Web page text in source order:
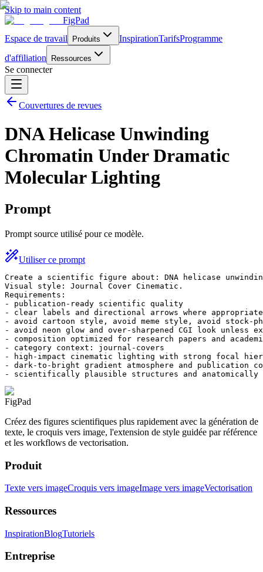
Skip to main content
FigPad
Espace de travail
Produits InspirationTarifsProgramme
d'affiliation
Ressources
Se connecter
Couvertures de revues
DNA Helicase Unwinding
Chromatin Under Dramatic
Molecular Lighting
Prompt
Prompt source utilisé pour ce modèle.
Utiliser ce prompt
Create a scientific figure about: DNA helicase
Visual style: Journal Cover Cinematic.
Requirements:
- publication-ready scientific quality
- clear labels and directional arrows where appropriate
- avoid cartoon style, avoid meme style, avoid stock-
- avoid neon glow and over-sharpened CGI look unless
- composition optimized for research papers and
- category context: journal-covers
- high-impact cinematic lighting with strong focal
- dark-to-bright gradient atmosphere and publication
- scientifically plausible structures and anatomically
FigPad
Créez des figures scientifiques plus rapidement avec la génération de
texte, le croquis vers image, l'extension de style guidée par référence
et les workflows de vectorisation.
Produit
Texte vers imageCroquis vers imageImage vers imageVectorisation
Ressources
InspirationBlogTutoriels
Entreprise